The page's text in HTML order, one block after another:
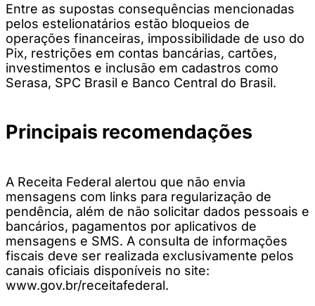
Entre as supostas consequências mencionadas
pelos estelionatários estão bloqueios de
operações financeiras, impossibilidade de uso do
Pix, restrições em contas bancárias, cartões,
investimentos e inclusão em cadastros como
Serasa, SPC Brasil e Banco Central do Brasil.
Principais recomendações
A Receita Federal alertou que não envia
mensagens com links para regularização de
pendência, além de não solicitar dados pessoais e
bancários, pagamentos por aplicativos de
mensagens e SMS. A consulta de informações
fiscais deve ser realizada exclusivamente pelos
canais oficiais disponíveis no site:
www.gov.br/receitafederal.